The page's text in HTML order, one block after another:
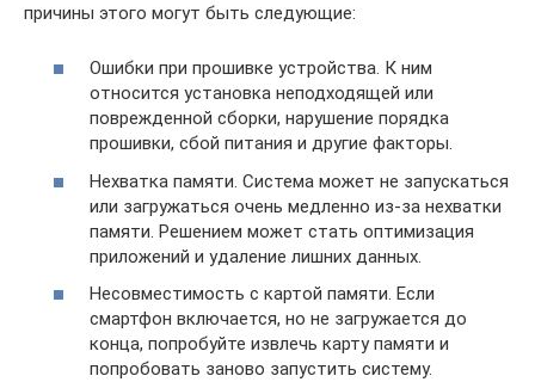
причины этого могут быть следующие:
Ошибки при прошивке устройства. К ним
относится установка неподходящей или
поврежденной сборки, нарушение порядка
прошивки, сбой питания и другие факторы.
Нехватка памяти. Система может не запускаться
или загружаться очень медленно из-за нехватки
памяти. Решением может стать оптимизация
приложений и удаление лишних данных.
Несовместимость с картой памяти. Если
смартфон включается, но не загружается до
конца, попробуйте извлечь карту памяти и
попробовать заново запустить систему.